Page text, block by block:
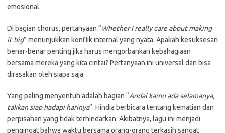
emosional.
Di bagian chorus, pertanyaan “Whether I really care about making
it big” menunjukkan konflik internal yang nyata. Apakah kesuksesan
benar-benar penting jika harus mengorbankan kebahagiaan
bersama mereka yang kita cintai? Pertanyaan ini universal dan bisa
dirasakan oleh siapa saja.
Yang paling menyentuh adalah bagian “Andai kamu ada selamanya,
takkan siap hadapi harinya“. Hindia berbicara tentang kematian dan
perpisahan yang tidak terhindarkan. Akibatnya, lagu ini menjadi
pengingat bahwa waktu bersama orang-orang terkasih sangat